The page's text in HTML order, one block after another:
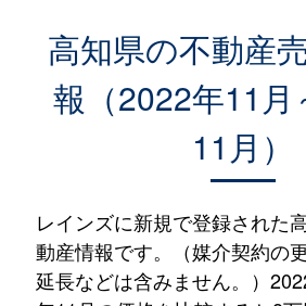
高知県の不動産
報（2022年11月
11月）
レインズに新規で登録された
動産情報です。（媒介契約の
延長などは含みません。）